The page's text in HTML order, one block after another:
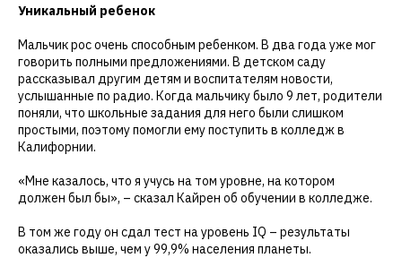
Уникальный ребенок
Мальчик рос очень способным ребенком. В два года уже мог
говорить полными предложениями. В детском саду
рассказывал другим детям и воспитателям новости,
услышанные по радио. Когда мальчику было 9 лет, родители
поняли, что школьные задания для него были слишком
простыми, поэтому помогли ему поступить в колледж в
Калифорнии.
«Мне казалось, что я учусь на том уровне, на котором
должен был бы», – сказал Кайрен об обучении в колледже.
В том же году он сдал тест на уровень IQ – результаты
оказались выше, чем у 99,9% населения планеты.